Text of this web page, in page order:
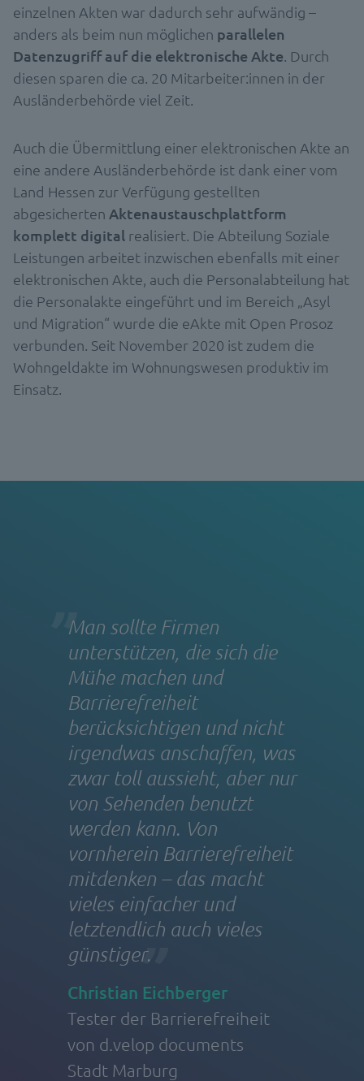
einzelnen Akten war dadurch sehr aufwändig –
anders als beim nun möglichen parallelen
Datenzugriff auf die elektronische Akte. Durch
diesen sparen die ca. 20 Mitarbeiter:innen in der
Ausländerbehörde viel Zeit.
Auch die Übermittlung einer elektronischen Akte an
eine andere Ausländerbehörde ist dank einer vom
Land Hessen zur Verfügung gestellten
abgesicherten Aktenaustauschplattform
komplett digital realisiert. Die Abteilung Soziale
Leistungen arbeitet inzwischen ebenfalls mit einer
elektronischen Akte, auch die Personalabteilung hat
die Personalakte eingeführt und im Bereich „Asyl
und Migration“ wurde die eAkte mit Open Prosoz
verbunden. Seit November 2020 ist zudem die
Wohngeldakte im Wohnungswesen produktiv im
Einsatz.
Man sollte Firmen
unterstützen, die sich die
Mühe machen und
Barrierefreiheit
berücksichtigen und nicht
irgendwas anschaffen, was
zwar toll aussieht, aber nur
von Sehenden benutzt
werden kann. Von
vornherein Barrierefreiheit
mitdenken – das macht
vieles einfacher und
letztendlich auch vieles
günstiger.
Christian Eichberger
Tester der Barrierefreiheit
von d.velop documents
Stadt Marburg